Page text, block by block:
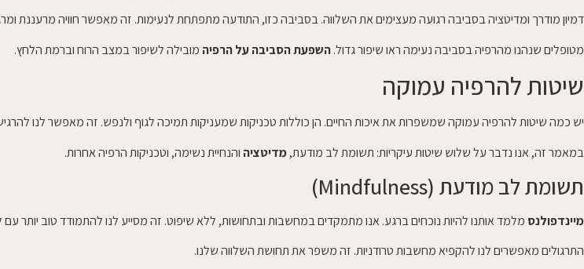
דמיון מודרך ומדיטציה בסביבה רגועה מעצימים את השלווה. בסביבה כזו, התודעה מתפתחת לנעימות. זה מאפשר חוויה מרעננת
מטופלים שנהנו מהרפיה בסביבה נעימה ראו שיפור גדול.השפעת הסביבה על הרפיה מובילה לשיפור במצב הרוח וברמת הלחץ.
שיטות להרפיה עמוקה
יש כמה שיטות להרפיה עמוקה שמשפרות את איכות החיים. הן כוללות טכניקות שמעניקות תמיכה לגוף ולנפש. זה מאפשר לנו
במאמר זה, אנו נדבר על שלוש שיטות עיקריות: תשומת לב מודעת,מדיטציה והנחיית נשימה, וטכניקות הרפיה אחרות.
תשומת לב מודעת (Mindfulness)
מיינדפולנס מלמד אותנו להיות נוכחים ברגע. אנו מתמקדים במחשבות ובתחושות, ללא שיפוט. זה מסייע לנו להתמודד טוב יותר עם
התרגולים מאפשרים לנו להקפיא מחשבות טרודניות. זה משפר את תחושת השלווה שלנו.